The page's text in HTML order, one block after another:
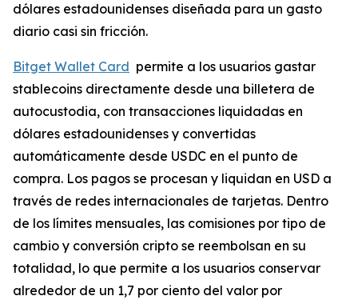
dólares estadounidenses diseñada para un gasto
diario casi sin fricción.
Bitget Wallet Card permite a los usuarios gastar
stablecoins directamente desde una billetera de
autocustodia, con transacciones liquidadas en
dólares estadounidenses y convertidas
automáticamente desde USDC en el punto de
compra. Los pagos se procesan y liquidan en USD a
través de redes internacionales de tarjetas. Dentro
de los límites mensuales, las comisiones por tipo de
cambio y conversión cripto se reembolsan en su
totalidad, lo que permite a los usuarios conservar
alrededor de un 1,7 por ciento del valor por